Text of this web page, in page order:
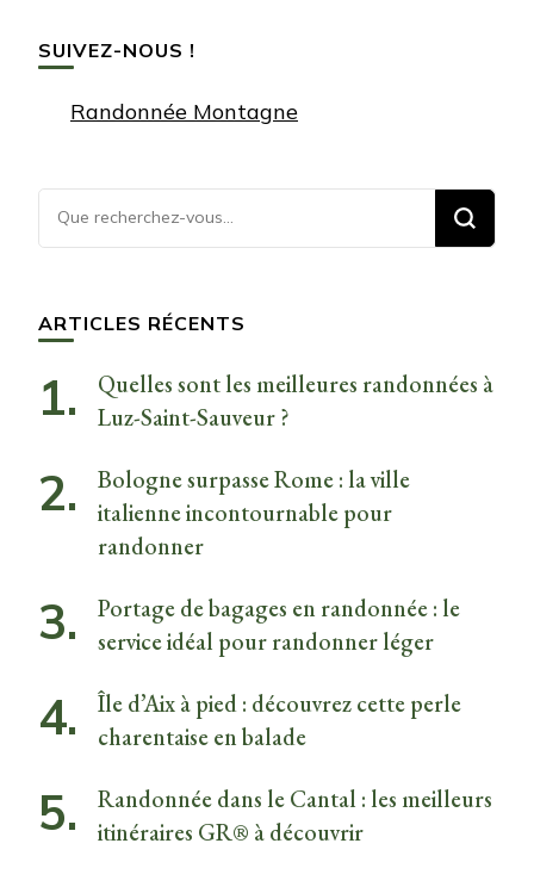
SUIVEZ-NOUS !
Randonnée Montagne
ARTICLES RÉCENTS
Quelles sont les meilleures randonnées à
Luz-Saint-Sauveur ?
Bologne surpasse Rome : la ville
italienne incontournable pour
randonner
Portage de bagages en randonnée : le
service idéal pour randonner léger
Île d’Aix à pied : découvrez cette perle
charentaise en balade
Randonnée dans le Cantal : les meilleurs
itinéraires GR® à découvrir